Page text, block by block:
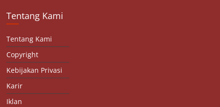
Tentang Kami
Tentang Kami
Copyright
Kebijakan Privasi
Karir
Iklan